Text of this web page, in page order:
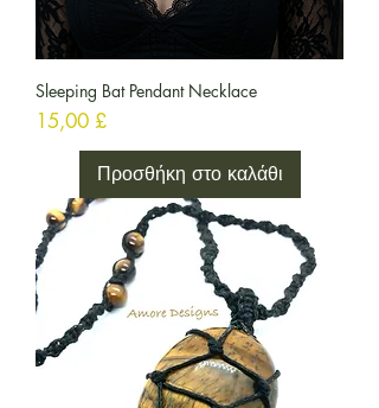
Sleeping Bat Pendant Necklace
Τιμή
15,00 £
Προσθήκη στο καλάθι